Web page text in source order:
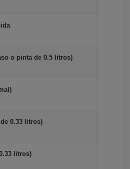
o pinta de 0.5 litros)
0.33 litros)
litros)